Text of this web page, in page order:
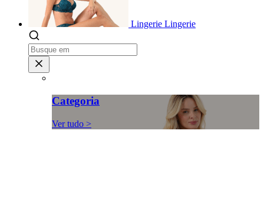
Lingerie Lingerie
Categoria
Ver tudo >